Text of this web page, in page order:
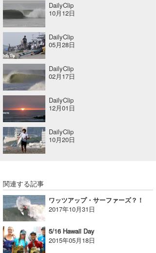
DailyClip
10月12日
DailyClip
05月28日
DailyClip
02月17日
DailyClip
12月01日
DailyClip
10月20日
関連する記事
ワッツアップ・サーファーズ？！
2017年10月31日
5/16 Hawaii Day
2015年05月18日
waka☆=
YUKI☆
たっちー
ハンマー
まっきー
三輪予報士
小川予報士
上田純子
唐澤予報士
SancheZ
ゴン
米山予報士